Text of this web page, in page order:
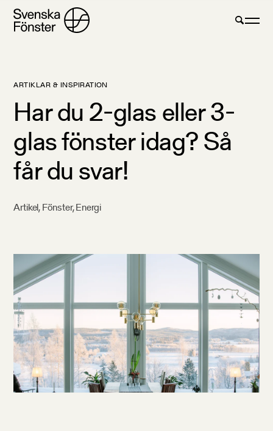
ARTIKLAR & INSPIRATION
Har du 2-glas eller 3-
glas fönster idag? Så
får du svar!
Artikel,Fönster,Energi